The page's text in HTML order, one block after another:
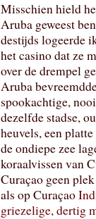
Misschien hield
Aruba geweest
destijds logeerde
het casino dat ze
over de drempel
Aruba
spookachtige,
dezelfde stadse,
heuvels, een
de ondiepe zee
koraalvissen van
Curaçao geen
als op Curaçao
griezelige, dertig